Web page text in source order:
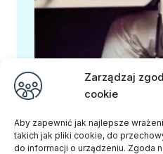
Zarządzaj
cookie
Aby zapewnić jak najlepsze
takich jak pliki cookie, do
do informacji o urządzeniu. Zgoda
Zatrudnianie osób
dopłaty PFRON. Jak